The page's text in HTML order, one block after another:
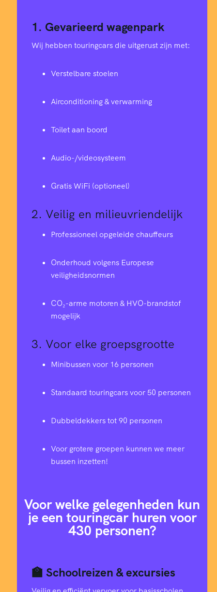
1. Gevarieerd wagenpark
Wij hebben touringcars die uitgerust zijn met:
Verstelbare stoelen
Airconditioning & verwarming
Toilet aan boord
Audio-/videosysteem
Gratis WiFi (optioneel)
2. Veilig en milieuvriendelijk
Professioneel opgeleide chauffeurs
Onderhoud volgens Europese
veiligheidsnormen
CO₂-arme motoren & HVO-brandstof
mogelijk
3. Voor elke groepsgrootte
Minibussen voor 16 personen
Standaard touringcars voor 50 personen
Dubbeldekkers tot 90 personen
Voor grotere groepen kunnen we meer
bussen inzetten!
Voor welke gelegenheden kun
je een touringcar huren voor
430 personen?
🏫 Schoolreizen & excursies